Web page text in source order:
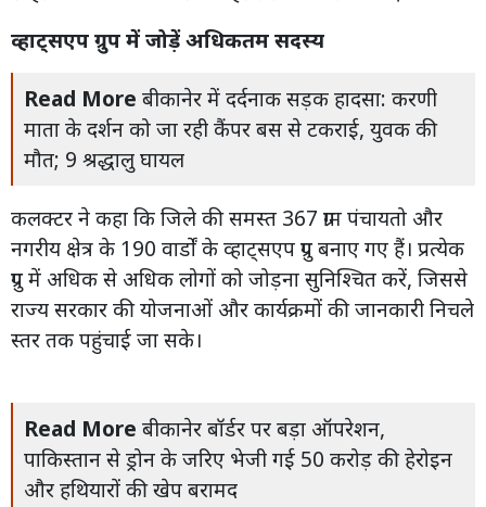
व्हाट्सएप ग्रुप में जोड़ें अधिकतम सदस्य
Read More बीकानेर में दर्दनाक सड़क हादसा: करणी
माता के दर्शन को जा रही कैंपर बस से टकराई, युवक की
मौत; 9 श्रद्धालु घायल
कलक्टर ने कहा कि जिले की समस्त 367 ग्राम पंचायतो और
नगरीय क्षेत्र के 190 वार्डों के व्हाट्सएप ग्रुप बनाए गए हैं। प्रत्येक
ग्रुप में अधिक से अधिक लोगों को जोड़ना सुनिश्चित करें, जिससे
राज्य सरकार की योजनाओं और कार्यक्रमों की जानकारी निचले
स्तर तक पहुंचाई जा सके।
Read More बीकानेर बॉर्डर पर बड़ा ऑपरेशन,
पाकिस्तान से ड्रोन के जरिए भेजी गई 50 करोड़ की हेरोइन
और हथियारों की खेप बरामद